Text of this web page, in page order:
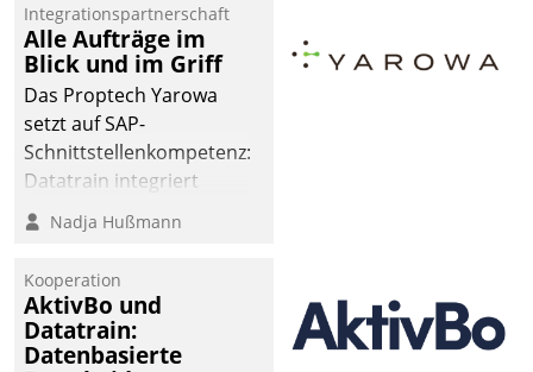
Integrationspartnerschaft
Alle Aufträge im
Blick und im Griff
Das Proptech Yarowa
setzt auf SAP-
Schnittstellenkompetenz:
Datatrain integriert
Yarowas Portal zur
Vergabe und Verwaltung
operativen
Instandhaltung in die
SAP-Systemlandschaft
Nadja Hußmann
Kooperation
AktivBo und
Datatrain:
Datenbasierte